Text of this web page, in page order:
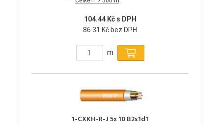
104.44 Kč s DPH
86.31 Kč bez DPH
m
1-CXKH-R-J 5x 10 B2s1d1